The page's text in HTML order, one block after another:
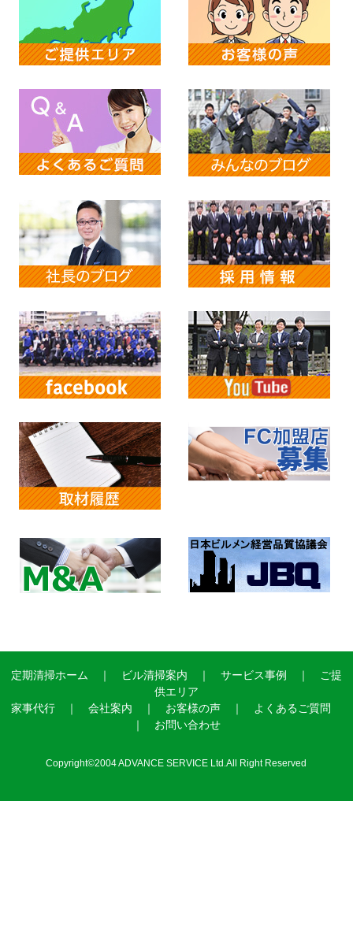
定期清掃ホーム ｜ ビル清掃案内 ｜ サービス事例 ｜
ご提
供エリア
家事代行｜ 会社案内 ｜ お客様の声｜
よくあるご質問
｜ お問い合わせ
Copyright©2004 ADVANCE SERVICE Ltd.All Right Reserved